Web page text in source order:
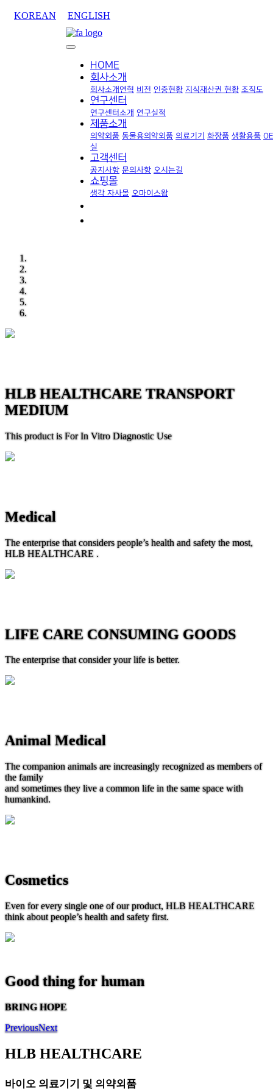
KOREAN ENGLISH
HOME
회사소개
회사소개연혁 비전 인증현황 지식재산권 현황 조직도
연구센터
연구센터소개 연구실적
제품소개
의약외품 동물용의약외품 의료기기 화장품 생활용품
실
고객센터
공지사항 문의사항 오시는길
쇼핑몰
생각 자사몰 오마이스왑
HLB HEALTHCARE TRANSPORT
MEDIUM
This product is For In Vitro Diagnostic Use
Medical
The enterprise that considers people’s health and safety the most,
HLB HEALTHCARE .
LIFE CARE CONSUMING GOODS
The enterprise that consider your life is better.
Animal Medical
The companion animals are increasingly recognized as members of
the family
and sometimes they live a common life in the same space with
humankind.
Cosmetics
Even for every single one of our product, HLB HEALTHCARE
think about people’s health and safety first.
Good thing for human
BRING HOPE
PreviousNext
HLB HEALTHCARE
바이오 의료기기 및 의약외품